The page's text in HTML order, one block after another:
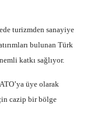
turizmden sanayiye
bulunan Türk
katkı sağlıyor.
üye olarak
cazip bir bölge